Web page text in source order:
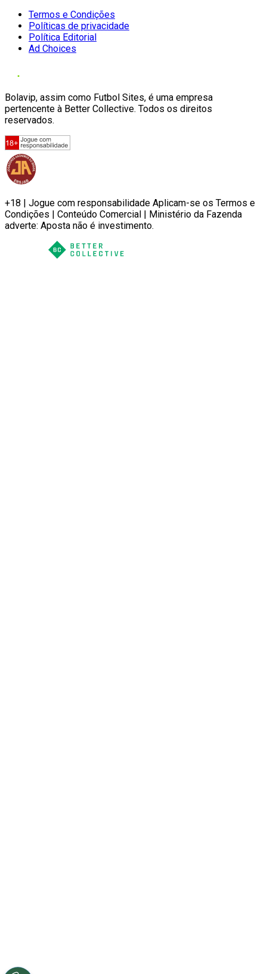
Termos e Condições
Políticas de privacidade
Política Editorial
Ad Choices
Bolavip, assim como Futbol Sites, é uma empresa
pertencente à Better Collective. Todos os direitos
reservados.
+18 | Jogue com responsabilidade Aplicam-se os Termos e
Condições | Conteúdo Comercial | Ministério da Fazenda
adverte: Aposta não é investimento.